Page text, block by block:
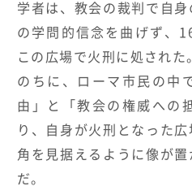
学者は、教会の裁判で自
の学問的信念を曲げず、
この広場で火刑に処された
のちに、ローマ市民の中
由」と「教会の権威への
り、自身が火刑となった
角を見据えるように像が
だ。